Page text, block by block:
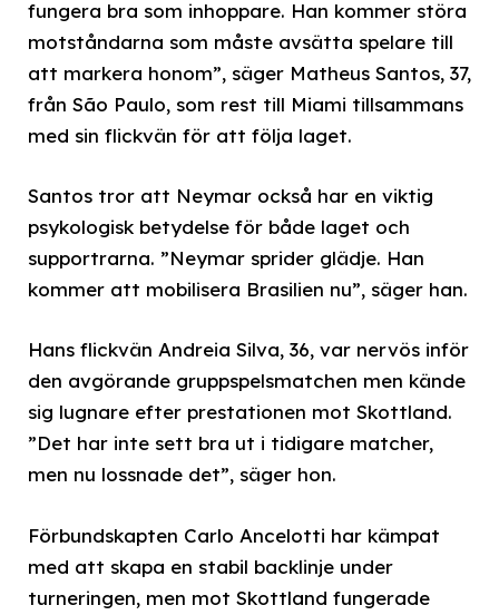
fungera bra som inhoppare. Han kommer störa
motståndarna som måste avsätta spelare till
att markera honom”, säger Matheus Santos, 37,
från São Paulo, som rest till Miami tillsammans
med sin flickvän för att följa laget.
Santos tror att Neymar också har en viktig
psykologisk betydelse för både laget och
supportrarna. ”Neymar sprider glädje. Han
kommer att mobilisera Brasilien nu”, säger han.
Hans flickvän Andreia Silva, 36, var nervös inför
den avgörande gruppspelsmatchen men kände
sig lugnare efter prestationen mot Skottland.
”Det har inte sett bra ut i tidigare matcher,
men nu lossnade det”, säger hon.
Förbundskapten Carlo Ancelotti har kämpat
med att skapa en stabil backlinje under
turneringen, men mot Skottland fungerade